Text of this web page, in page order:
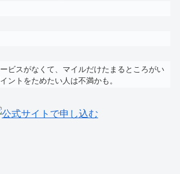
ビスがなくて、マイルだけたまるところがい
ントをためたい人は不満かも。